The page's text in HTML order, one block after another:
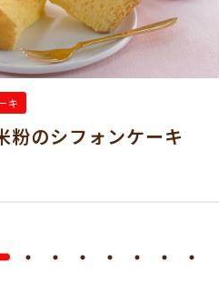
キ
粉のシフォンケーキ